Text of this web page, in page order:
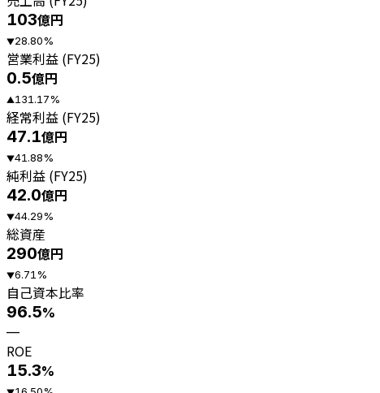
103億円
▼28.80%
営業利益 (FY25)
0.5億円
▲131.17%
経常利益 (FY25)
47.1億円
▼41.88%
純利益 (FY25)
42.0億円
▼44.29%
総資産
290億円
▼6.71 %
自己資本比率
96.5%
—
ROE
15.3%